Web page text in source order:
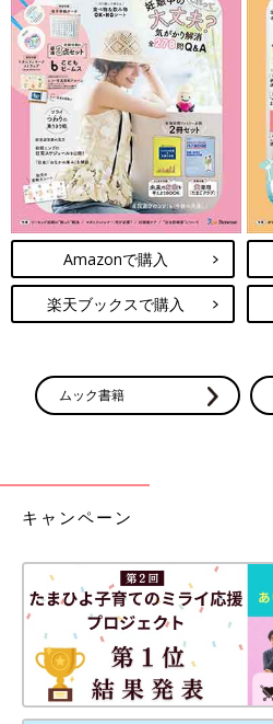
Amazonで購入
楽天ブックスで購入
ムック書籍
キャンペーン